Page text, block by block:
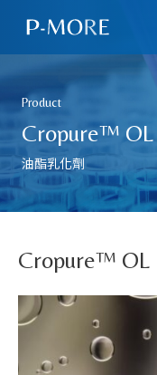
Product
Cropure™ OL
油酯乳化劑
Cropure™ OL